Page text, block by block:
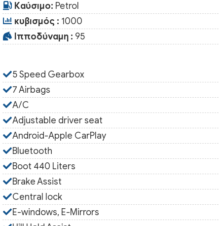
Καύσιμο: Petrol
κυβισμός : 1000
Ιπποδύναμη : 95
5 Speed Gearbox
7 Airbags
A/C
Adjustable driver seat
Android-Apple CarPlay
Bluetooth
Boot 440 Liters
Brake Assist
Central lock
E-windows, E-Mirrors